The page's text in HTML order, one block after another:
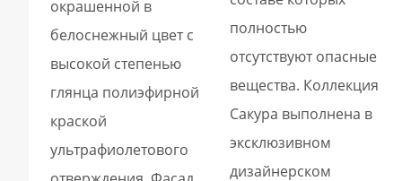
окрашенной в
белоснежный цвет с
высокой степенью
глянца полиэфирной
краской
ультрафиолетового
полностью
отсутствуют опасные
вещества. Коллекция
Сакура выполнена в
эксклюзивном
дизайнерском